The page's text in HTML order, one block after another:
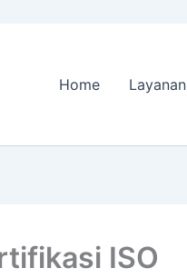
Home Layanan
ISO